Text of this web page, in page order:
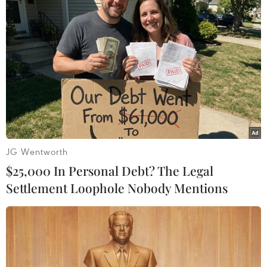
#Tổng kho xăng dầu Nhà Bè
#PVOIL Nhà Bè
#Lọc dầu Dung Quất
#nhiên liệu Tp. Hồ Chí Minh
Theo dõi VietnamPlus
TIN LIÊN QUAN
JG Wentworth
$25,000 In Personal Debt? The Legal
Settlement Loophole Nobody Mentions